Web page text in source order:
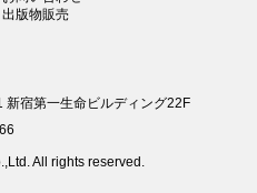
出版物販売
宿第一生命ビルディング22F
All rights reserved.